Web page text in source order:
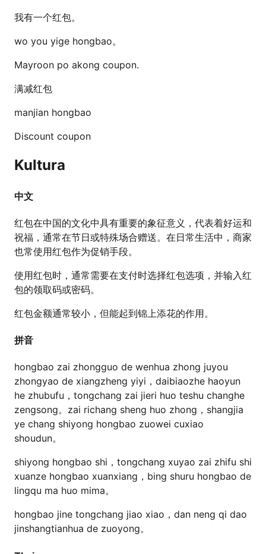
我有一个红包。
wo you yige hongbao。
Mayroon po akong coupon.
满减红包
manjian hongbao
Discount coupon
Kultura
中文
红包在中国的文化中具有重要的象征意义，代表着好运和
祝福，通常在节日或特殊场合赠送。在日常生活中，商家
也常使用红包作为促销手段。
使用红包时，通常需要在支付时选择红包选项，并输入红
包的领取码或密码。
红包金额通常较小，但能起到锦上添花的作用。
拼音
hongbao zai zhongguo de wenhua zhong juyou
zhongyao de xiangzheng yiyi，daibiaozhe haoyun
he zhubufu，tongchang zai jieri huo teshu changhe
zengsong。zai richang sheng huo zhong，shangjia
ye chang shiyong hongbao zuowei cuxiao
shoudun。
shiyong hongbao shi，tongchang xuyao zai zhifu shi
xuanze hongbao xuanxiang，bing shuru hongbao de
lingqu ma huo mima。
hongbao jine tongchang jiao xiao，dan neng qi dao
jinshangtianhua de zuoyong。